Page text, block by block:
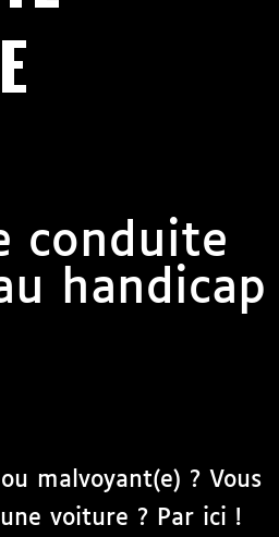
conduite
handicap
malvoyant(e) ? Vous
voiture ? Par ici !